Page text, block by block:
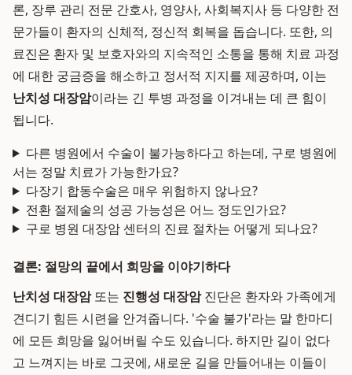
론, 장루 관리 전문 간호사, 영양사, 사회복지사 등 다양한 전
문가들이 환자의 신체적, 정신적 회복을 돕습니다. 또한, 의
료진은 환자 및 보호자와의 지속적인 소통을 통해 치료 과정
에 대한 궁금증을 해소하고 정서적 지지를 제공하며, 이는
난치성 대장암이라는 긴 투병 과정을 이겨내는 데 큰 힘이
됩니다.
다른 병원에서 수술이 불가능하다고 하는데, 구로 병원에
서는 정말 치료가 가능한가요?
다장기 합동수술은 매우 위험하지 않나요?
전환 절제술의 성공 가능성은 어느 정도인가요?
구로 병원 대장암 센터의 진료 절차는 어떻게 되나요?
결론: 절망의 끝에서 희망을 이야기하다
난치성 대장암또는 진행성 대장암진단은 환자와 가족에게
견디기 힘든 시련을 안겨줍니다. '수술 불가'라는 말 한마디
에 모든 희망을 잃어버릴 수도 있습니다. 하지만 길이 없다
고 느껴지는 바로 그곳에, 새로운 길을 만들어내는 이들이